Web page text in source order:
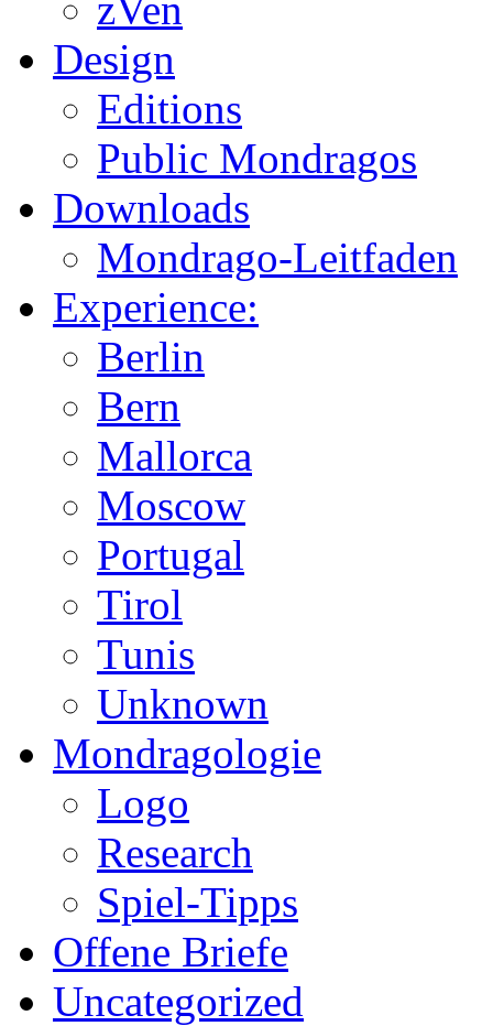
Design
Editions
Public Mondragos
Downloads
Mondrago-Leitfaden
Experience:
Berlin
Bern
Mallorca
Moscow
Portugal
Tirol
Tunis
Unknown
Mondragologie
Logo
Research
Spiel-Tipps
Offene Briefe
Uncategorized